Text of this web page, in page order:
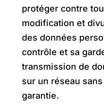
protéger contre
modification et
des données
contrôle et sa
transmission de
sur un réseau
garantie.